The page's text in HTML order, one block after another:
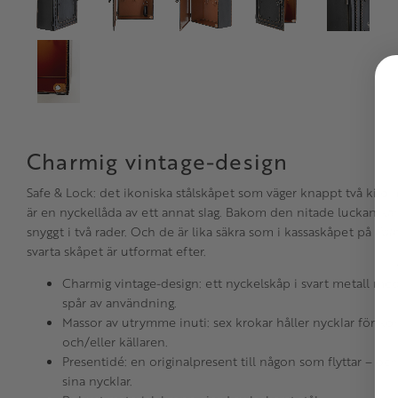
Charmig vintage-design
Safe & Lock: det ikoniska stålskåpet som väger knappt två kilo
är en nyckellåda av ett annat slag. Bakom den nitade luckan
snyggt i två rader. Och de är lika säkra som i kassaskåpet på
svarta skåpet är utformat efter.
Charmig vintage-design: ett nyckelskåp i svart metall
spår av användning.
Massor av utrymme inuti: sex krokar håller nycklar för
och/eller källaren.
Presentidé: en originalpresent till någon som flyttar –
sina nycklar.